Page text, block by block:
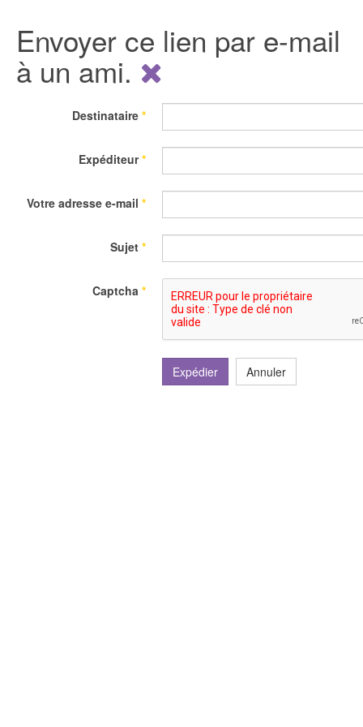
Envoyer ce lien par e-mail
à un ami.
Destinataire *
Expéditeur*
Votre adresse e-mail *
Sujet *
Captcha *
Expédier Annuler